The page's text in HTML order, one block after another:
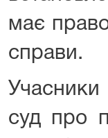
має
справи.
Учасники
суд про